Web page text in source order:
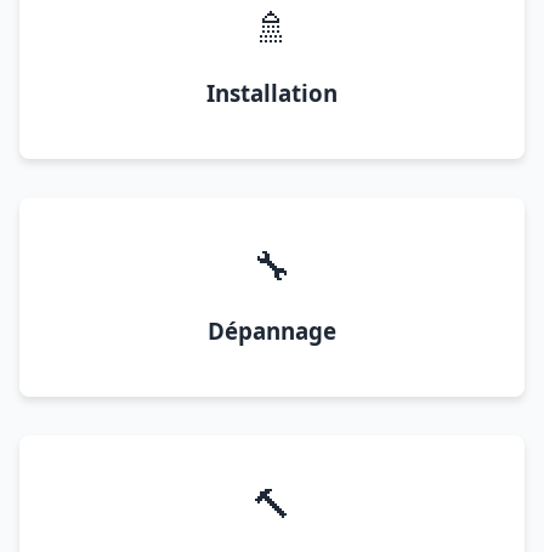
🚿
Installation
🔧
Dépannage
🔨